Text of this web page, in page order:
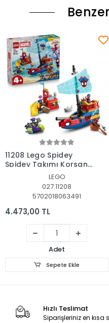
11208 Lego Spidey
Spidey Takımı Korsan
Gemisi 201 parça +4
LEGO
027.11208
5702018063491
4.473,00 TL
Adet
Sepete Ekle
Hızlı Teslimat
Siparişleriniz en kısa